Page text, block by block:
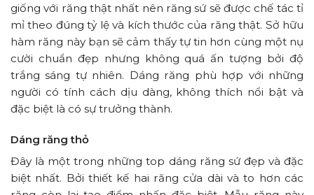
giống với răng thật nhất nên răng sứ sẽ được chế tác tỉ
mỉ theo đúng tỷ lệ và kích thước của răng thật. Sở hữu
hàm răng này bạn sẽ cảm thấy tự tin hơn cùng một nụ
cười chuẩn đẹp nhưng không quá ấn tượng bởi độ
trắng sáng tự nhiên. Dáng răng phù hợp với những
người có tính cách dịu dàng, không thích nổi bật và
đặc biệt là có sự trưởng thành.
Dáng răng thỏ
Đây là một trong những top dáng răng sứ đẹp và đặc
biệt nhất. Bởi thiết kế hai răng cửa dài và to hơn các